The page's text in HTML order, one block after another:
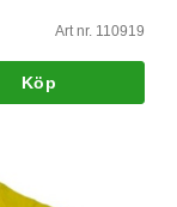
Art nr. 110919
Köp